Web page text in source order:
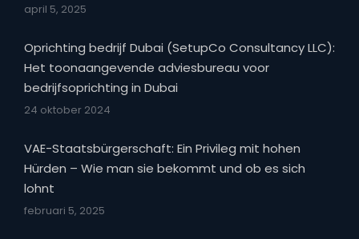
april 5, 2025
Oprichting bedrijf Dubai (SetupCo Consultancy LLC):
Het toonaangevende adviesbureau voor
bedrijfsoprichting in Dubai
24 oktober 2024
VAE-Staatsbürgerschaft: Ein Privileg mit hohen
Hürden – Wie man sie bekommt und ob es sich
lohnt
februari 5, 2025